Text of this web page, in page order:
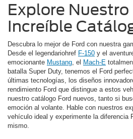
Explore Nuestro
Increíble
Descubra lo mejor de Ford con nuestra
Desde el legendariohref F-150 y el
emocionante Mustang, el Mach-E
batalla Super Duty, tenemos el Ford
últimas tecnologías, los diseños
rendimiento Ford que distingue a estos
nuestro catálogo Ford nuevos, tanto si
emoción al volante. Hable con nuestros
vehículo ideal y experimente la diferencia
mismo.